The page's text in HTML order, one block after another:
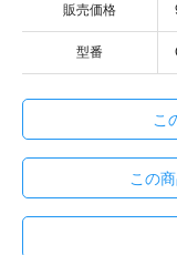
販売価格
型番
こ
この